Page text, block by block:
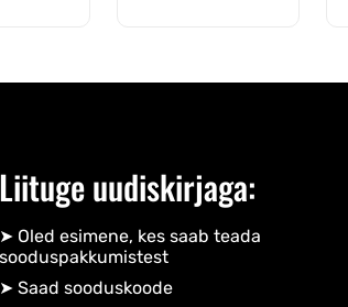
Liituge uudiskirjaga:
➤ Oled esimene, kes saab teada
sooduspakkumistest
➤ Saad sooduskoode​